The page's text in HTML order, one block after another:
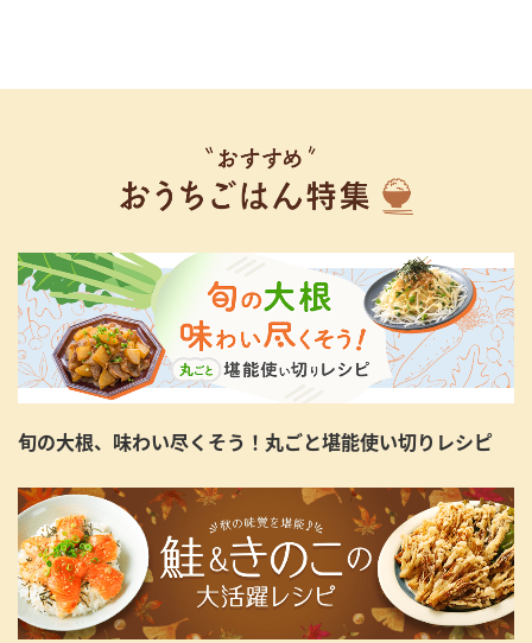
旬の大根、味わい尽くそう！丸ごと堪能使い切りレシピ